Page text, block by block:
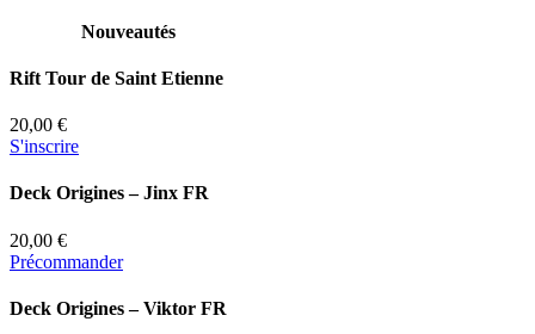
Nouveautés
Rift Tour de Saint Etienne
20,00 €
S'inscrire
Deck Origines – Jinx FR
20,00 €
Précommander
Deck Origines – Viktor FR